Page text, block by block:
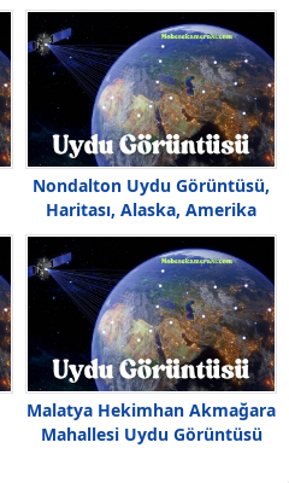
Nondalton Uydu Görüntüsü,
Haritası, Alaska, Amerika
Malatya Hekimhan Akmağara
Mahallesi Uydu Görüntüsü